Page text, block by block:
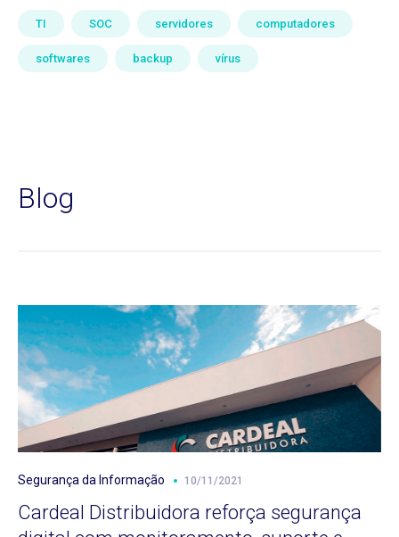
TI SOC servidores computadores
softwares backup vírus
Blog
Segurança da Informação 10/11/2021
Cardeal Distribuidora reforça segurança